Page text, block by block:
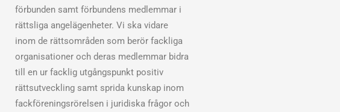
förbunden samt förbundens medlemmar i
rättsliga angelägenheter. Vi ska vidare
inom de rättsområden som berör fackliga
organisationer och deras medlemmar bidra
till en ur facklig utgångspunkt positiv
rättsutveckling samt sprida kunskap inom
fackföreningsrörelsen i juridiska frågor och